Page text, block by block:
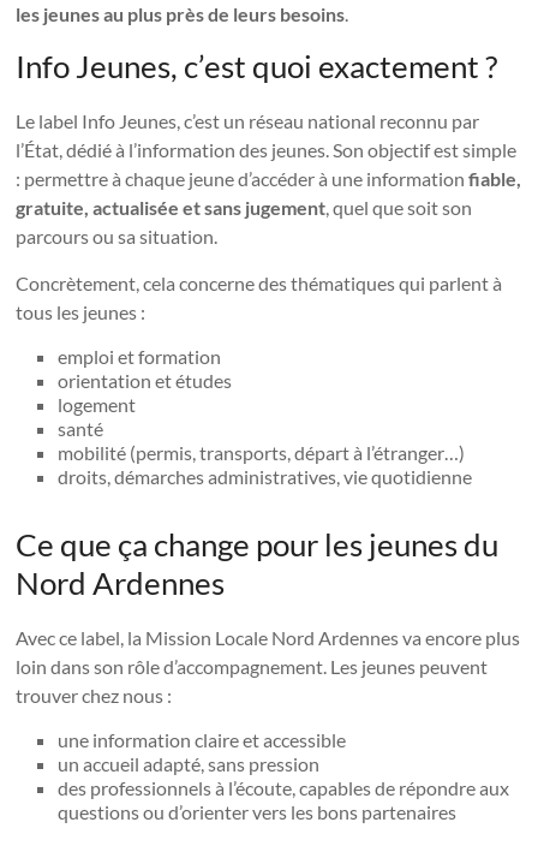
les jeunes au plus près de leurs besoins
Info Jeunes, c’est quoi exactement ?
Le label Info Jeunes, c’est un réseau national reconnu par
l’État, dédié à l’information des jeunes. Son objectif est simple
: permettre à chaque jeune d’accéder à une informationfiable,
gratuite, actualisée et sans jugement , quel que soit son
parcours ou sa situation.
Concrètement, cela concerne des thématiques qui parlent à
tous les jeunes :
emploi et formation
orientation et études
logement
santé
mobilité (permis, transports, départ à l’étranger…)
droits, démarches administratives, vie quotidienne
Ce que ça change pour les jeunes du
Nord Ardennes
Avec ce label, la Mission Locale Nord Ardennes va encore plus
loin dans son rôle d’accompagnement. Les jeunes peuvent
trouver chez nous :
une information claire et accessible
un accueil adapté, sans pression
des professionnels à l’écoute, capables de répondre aux
questions ou d’orienter vers les bons partenaires